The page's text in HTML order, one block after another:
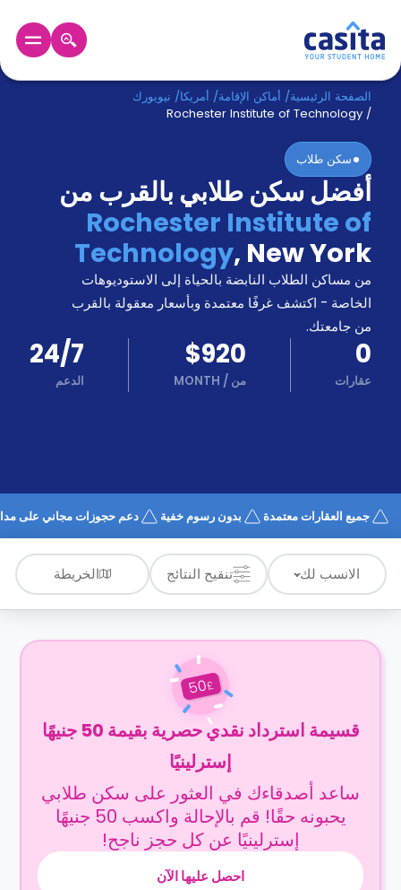
الرئيسية عربي USD
دخول
حجز
السكن
من
نحن؟
المدونة
أخبر
أصدقائك
و
اكسب
كن
شريكا
الدعم
كيف
تعمل؟
الأسئلة
الشائعة
الصفحة الرئيسية/ أماكن الإقامة/ أمريكا/ نيويورك
/
Rochester Institute of Technology
سكن طلاب
أفضل سكن طلابي بالقرب من
Rochester Institute of
Technology, New York
من مساكن الطلاب النابضة بالحياة إلى الاستوديوهات
الخاصة - اكتشف غرفًا معتمدة وبأسعار معقولة بالقرب
من جامعتك.
0
عقارات
$920
من /
MONTH
24/7
الدعم
جميع العقارات معتمدة بدون رسوم خفية دعم حجوزات مجاني على مدار
الانسب لك تنقيح النتائج الخريطة
£
50
قسيمة استرداد نقدي حصرية بقيمة 50 جنيهًا
إسترلينيًا
ساعد أصدقاءك في العثور على سكن طلابي
يحبونه حقًا! قم بالإحالة واكسب 50 جنيهًا
إسترلينيًا عن كل حجز ناجح!
احصل عليها الآن